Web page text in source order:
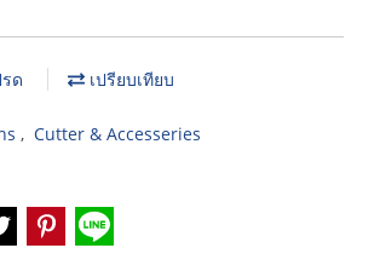
ด เปรียบเทียบ
, Cutter & Accesseries